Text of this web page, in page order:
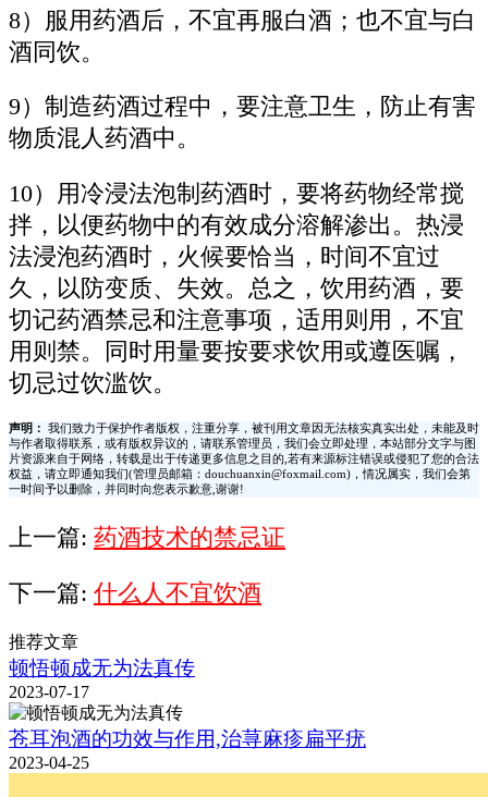
8）服用药酒后，不宜再服白酒；也不宜与白
酒同饮。
9）制造药酒过程中，要注意卫生，防止有害
物质混人药酒中。
10）用冷浸法泡制药酒时，要将药物经常搅
拌，以便药物中的有效成分溶解渗出。热浸
法浸泡药酒时，火候要恰当，时间不宜过
久，以防变质、失效。总之，饮用药酒，要
切记药酒禁忌和注意事项，适用则用，不宜
用则禁。同时用量要按要求饮用或遵医嘱，
切忌过饮滥饮。
声明：
我们致力于保护作者版权，注重分享，被刊用文章因无法核实真实出处，未能及时
与作者取得联系，或有版权异议的，请联系管理员，我们会立即处理，本站部分文字与图
片资源来自于网络，转载是出于传递更多信息之目的,若有来源标注错误或侵犯了您的合法
权益，请立即通知我们(管理员邮箱：douchuanxin@foxmail.com)，情况属实，我们会第
一时间予以删除，并同时向您表示歉意,谢谢!
上一篇: 药酒技术的禁忌证
下一篇: 什么人不宜饮酒
推荐文章
顿悟顿成无为法真传
2023-07-17
苍耳泡酒的功效与作用,治荨麻疹扁平疣
2023-04-25